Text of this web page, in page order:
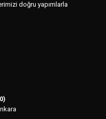
doğru yapımlarla